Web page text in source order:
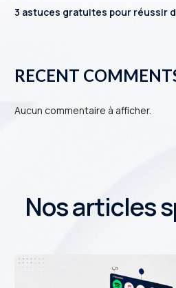
3 astuces gratuites pour réussir
RECENT
Aucun commentaire à afficher.
Nosarticless